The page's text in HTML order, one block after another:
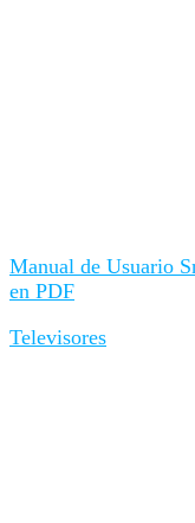
Manual de Usuario
en PDF
Televisores